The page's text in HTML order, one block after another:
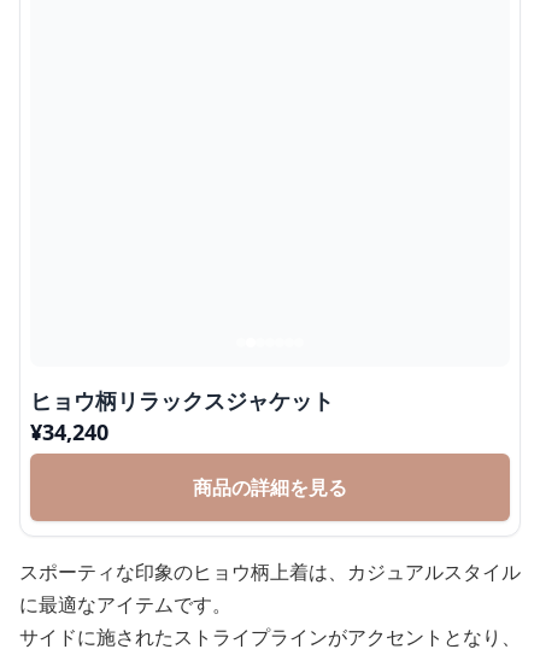
ヒョウ柄リラックスジャケット
¥34,240
商品の詳細を見る
スポーティな印象のヒョウ柄上着は、カジュアルスタイル
に最適なアイテムです。
サイドに施されたストライプラインがアクセントとなり、